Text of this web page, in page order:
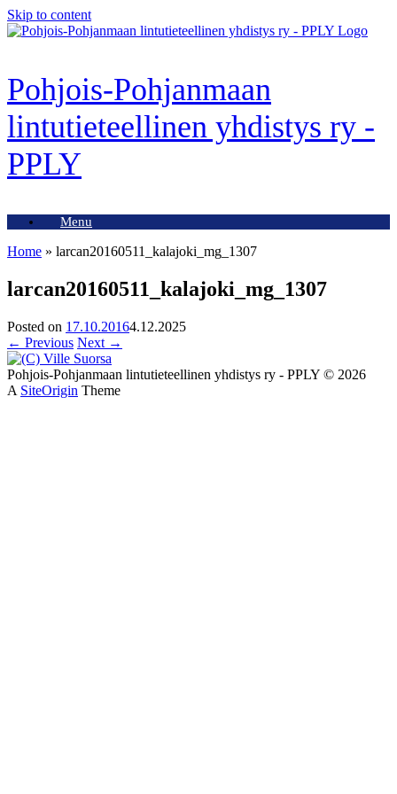
Skip to content
Pohjois-Pohjanmaan
lintutieteellinen yhdistys ry -
PPLY
Menu
Home » larcan20160511_kalajoki_mg_1307
larcan20160511_kalajoki_mg_1307
Posted on 17.10.20164.12.2025
← Previous Next →
Pohjois-Pohjanmaan lintutieteellinen yhdistys ry - PPLY © 2026
A SiteOrigin Theme